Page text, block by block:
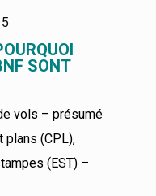
SONT
vols – présumé
plans (CPL),
(EST) –